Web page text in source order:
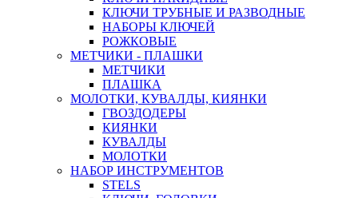
КЛЮЧИ ТРУБНЫЕ И РАЗВОДНЫЕ
НАБОРЫ КЛЮЧЕЙ
РОЖКОВЫЕ
МЕТЧИКИ - ПЛАШКИ
МЕТЧИКИ
ПЛАШКА
МОЛОТКИ, КУВАЛДЫ, КИЯНКИ
ГВОЗДОДЕРЫ
КИЯНКИ
КУВАЛДЫ
МОЛОТКИ
НАБОР ИНСТРУМЕНТОВ
STELS